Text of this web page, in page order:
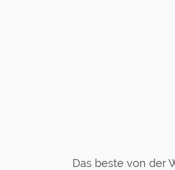
Das beste von der